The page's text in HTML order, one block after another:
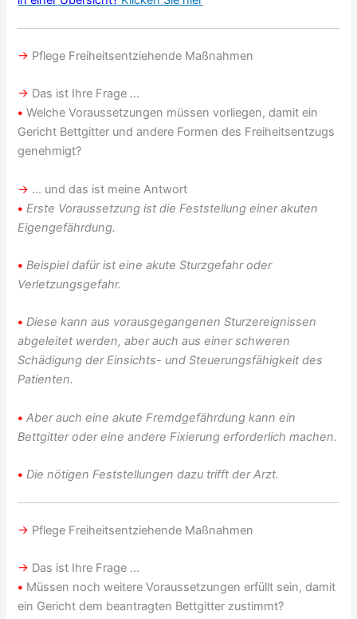
→ Pflege Freiheitsentziehende Maßnahmen
→ Das ist Ihre Frage …
• Welche Voraussetzungen müssen vorliegen, damit ein
Gericht Bettgitter und andere Formen des Freiheitsentzugs
genehmigt?
→ … und das ist meine Antwort
• Erste Voraussetzung ist die Feststellung einer akuten
Eigengefährdung.
• Beispiel dafür ist eine akute Sturzgefahr oder
Verletzungsgefahr.
• Diese kann aus vorausgegangenen Sturzereignissen
abgeleitet werden, aber auch aus einer schweren
Schädigung der Einsichts- und Steuerungsfähigkeit des
Patienten.
• Aber auch eine akute Fremdgefährdung kann ein
Bettgitter oder eine andere Fixierung erforderlich machen.
• Die nötigen Feststellungen dazu trifft der Arzt.
→ Pflege Freiheitsentziehende Maßnahmen
→ Das ist Ihre Frage …
• Müssen noch weitere Voraussetzungen erfüllt sein, damit
ein Gericht dem beantragten Bettgitter zustimmt?